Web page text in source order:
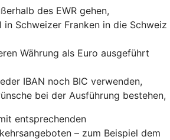
des EWR gehen,
in Schweizer Franken in die Schweiz
Währung als Euro ausgeführt
IBAN noch BIC verwenden,
bei der Ausführung bestehen,
entsprechenden
– zum Beispiel dem